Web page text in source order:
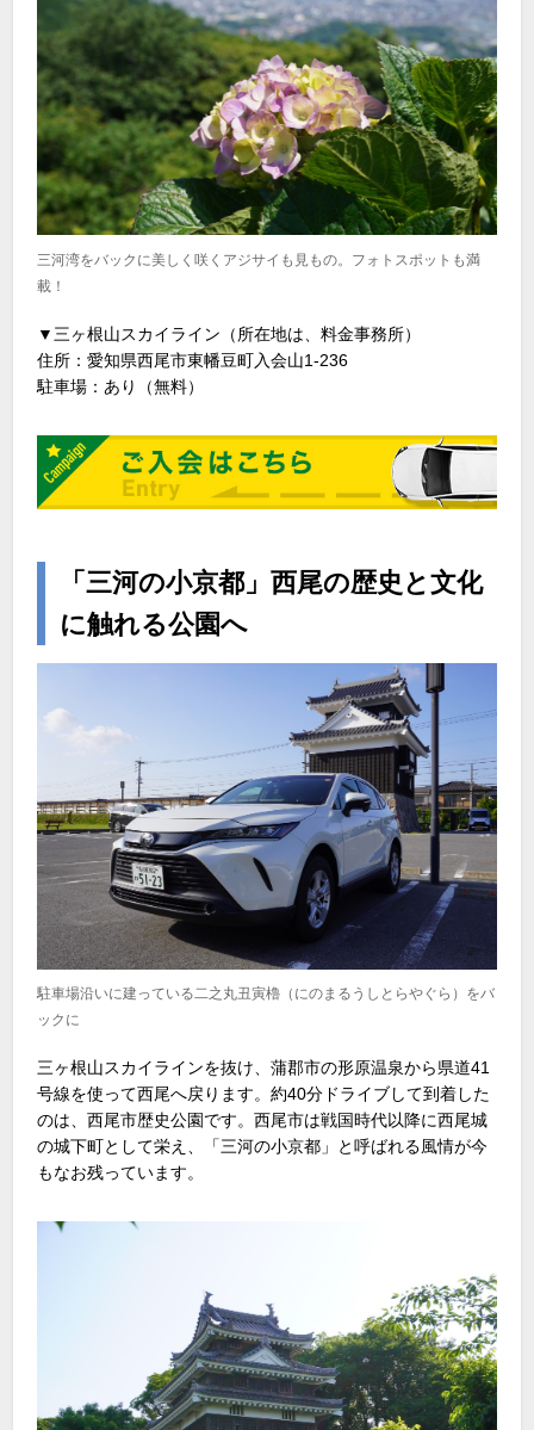
三河湾をバックに美しく咲くアジサイも見もの。フォトスポットも満
載！
▼三ヶ根山スカイライン（所在地は、料金事務所）
住所：愛知県西尾市東幡豆町入会山1-236
駐車場：あり（無料）
「三河の小京都」西尾の歴史と文化
に触れる公園へ
駐車場沿いに建っている二之丸丑寅櫓（にのまるうしとらやぐら）をバ
ックに
三ヶ根山スカイラインを抜け、蒲郡市の形原温泉から県道41
号線を使って西尾へ戻ります。約40分ドライブして到着した
のは、西尾市歴史公園です。西尾市は戦国時代以降に西尾城
の城下町として栄え、「三河の小京都」と呼ばれる風情が今
もなお残っています。